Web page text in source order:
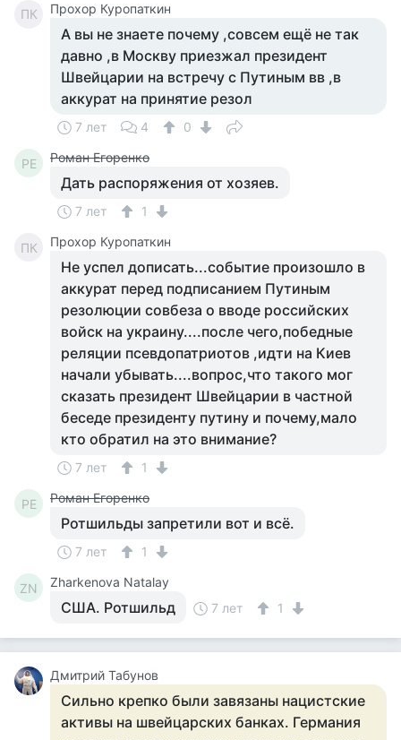
ПК Прохор Куропаткин
А вы не знаете почему ,совсем ещё не так
давно ,в Москву приезжал президент
Швейцарии на встречу с Путиным вв ,в
аккурат на принятие резол
7 лет 4 0
РЕ Роман Егоренко
Дать распоряжения от хозяев.
7 лет 1
ПК Прохор Куропаткин
Не успел дописать...событие произошло в
аккурат перед подписанием Путиным
резолюции совбеза о вводе российских
войск на украину....после чего,победные
реляции псевдопатриотов ,идти на Киев
начали убывать....вопрос,что такого мог
сказать президент Швейцарии в частной
беседе президенту путину и почему,мало
кто обратил на это внимание?
7 лет 1
РЕ Роман Егоренко
Ротшильды запретили вот и всё.
7 лет 1
ZN Zharkenova Natalay
США. Ротшильд 7 лет 1
Дмитрий Табунов
Сильно крепко были завязаны нацистские
активы на швейцарских банках. Германия